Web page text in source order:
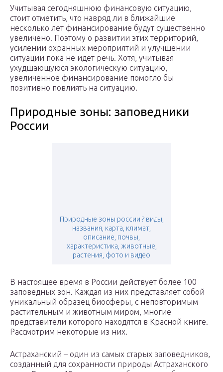
Учитывая сегодняшнюю финансовую ситуацию,
стоит отметить, что навряд ли в ближайшие
несколько лет финансирование будут существенно
увеличено. Поэтому о развитии этих территорий,
усилении охранных мероприятий и улучшении
ситуации пока не идет речь. Хотя, учитывая
ухудшающуюся экологическую ситуацию,
увеличенное финансирование помогло бы
позитивно повлиять на ситуацию.
Природные зоны: заповедники
России
Природные зоны россии ? виды,
названия, карта, климат,
описание, почвы,
характеристика, животные,
растения, фото и видео
В настоящее время в России действует более 100
заповедных зон. Каждая из них представляет собой
уникальный образец биосферы, с неповторимым
растительным и животным миром, многие
представители которого находятся в Красной книге.
Рассмотрим некоторые из них.
Астраханский – один из самых старых заповедников,
созданный для сохранности природы Астраханского